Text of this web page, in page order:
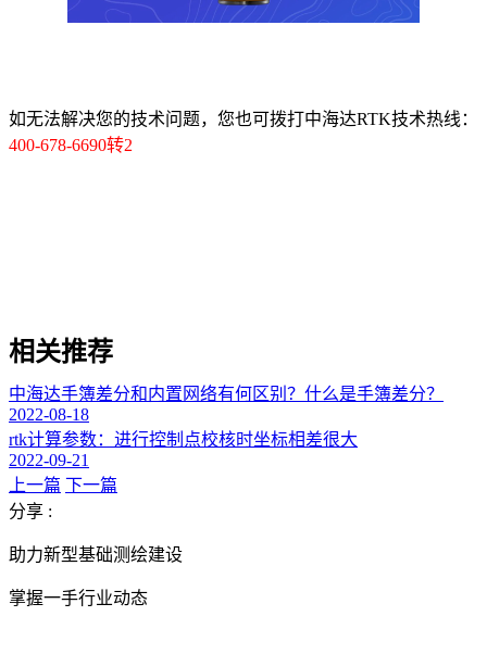
如无法解决您的技术问题，您也可拨打中海达RTK技术热线：
400-678-6690转2
相关推荐
中海达手簿差分和内置网络有何区别？什么是手簿差分？
2022-08-18
rtk计算参数：进行控制点校核时坐标相差很大
2022-09-21
上一篇 下一篇
分享 :
助力新型基础测绘建设
掌握一手行业动态